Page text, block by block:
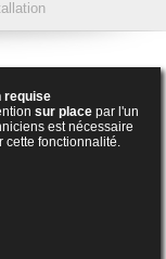
requise
sur place par l'un
est nécessaire
cette fonctionnalité.